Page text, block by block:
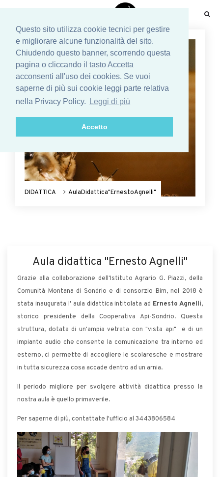
Questo sito utilizza cookie tecnici per gestire
e migliorare alcune funzionalità del sito.
Chiudendo questo banner, scorrendo questa
pagina o cliccando il tasto Accetta
acconsenti all'uso dei cookies. Se vuoi
saperne di più sui cookie leggi parte relativa
nella Privacy Policy.
Leggi di più
Accetto
DIDATTICA AulaDidattica"ErnestoAgnelli"
Aula didattica "Ernesto Agnelli"
Grazie alla collaborazione dell'Istituto Agrario G. Piazzi, della
Comunità Montana di Sondrio e di consorzio Bim, nel 2018 è
stata inaugurata l' aula didattica intitolata ad Ernesto Agnelli,
storico presidente della Cooperativa Api-Sondrio. Questa
struttura, dotata di un'ampia vetrata con "vista api" e di un
impianto audio che consente la comunicazione tra interno ed
esterno, ci permette di accogliere le scolaresche e mostrare
in tutta sicurezza cosa accade dentro ad un arnia.
Il periodo migliore per svolgere attività didattica presso la
nostra aula è quello primaverile.
Per saperne di più, contattate l'ufficio al 3443806584